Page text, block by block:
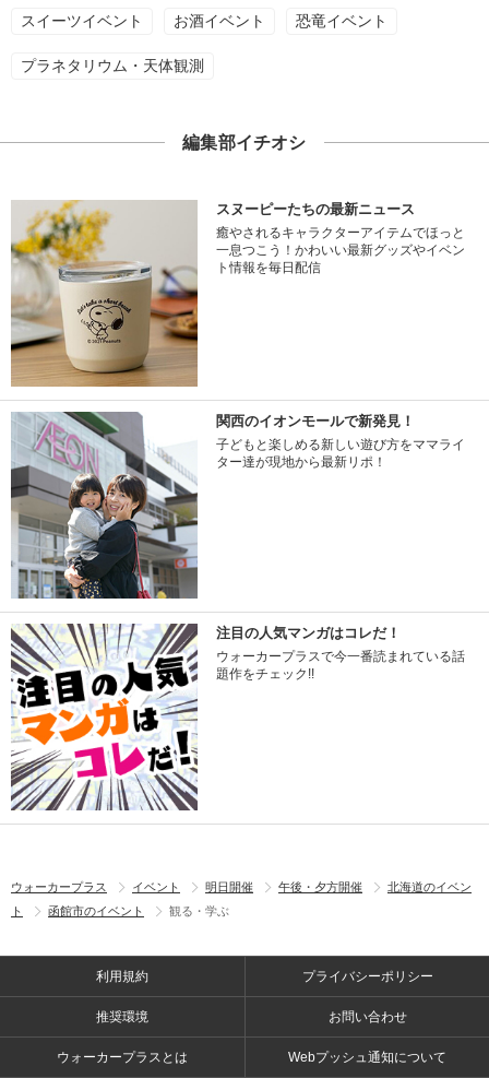
スイーツイベント お酒イベント 恐竜イベント
プラネタリウム・天体観測
編集部イチオシ
スヌーピーたちの最新ニュース
癒やされるキャラクターアイテムでほっと
一息つこう！かわいい最新グッズやイベン
ト情報を毎日配信
関西のイオンモールで新発見！
子どもと楽しめる新しい遊び方をママライ
ター達が現地から最新リポ！
注目の人気マンガはコレだ！
ウォーカープラスで今一番読まれている話
題作をチェック!!
ウォーカープラス イベント 明日開催 午後・夕方開催
北海道のイベン
ト
函館市のイベント 観る・学ぶ
利用規約 プライバシーポリシー
推奨環境 お問い合わせ
ウォーカープラスとは Webプッシュ通知について